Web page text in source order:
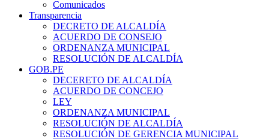
Comunicados
Transparencia
DECRETO DE ALCALDÍA
ACUERDO DE CONSEJO
ORDENANZA MUNICIPAL
RESOLUCIÓN DE ALCALDÍA
GOB.PE
DECERETO DE ALCALDÍA
ACUERDO DE CONCEJO
LEY
ORDENANZA MUNICIPAL
RESOLUCIÓN DE ALCALDÍA
RESOLUCIÓN DE GERENCIA MUNICIPAL